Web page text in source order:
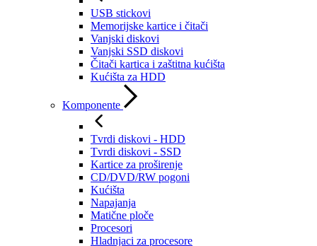
USB stickovi
Memorijske kartice i čitači
Vanjski diskovi
Vanjski SSD diskovi
Čitači kartica i zaštitna kućišta
Kućišta za HDD
Komponente
Tvrdi diskovi - HDD
Tvrdi diskovi - SSD
Kartice za proširenje
CD/DVD/RW pogoni
Kućišta
Napajanja
Matične ploče
Procesori
Hladnjaci za procesore